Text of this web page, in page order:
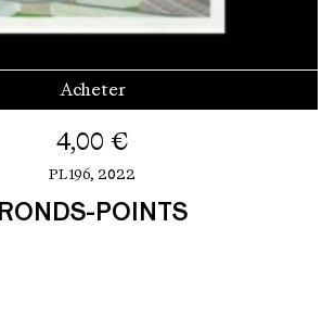
Acheter
4,00 €
PL196, 2022
RONDS-POINTS